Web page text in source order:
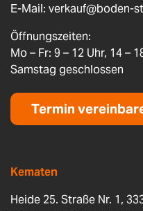
E-Mail: verkauf@boden-
Öffnungszeiten:
Mo – Fr: 9 – 12 Uhr, 14 –
Samstag geschlossen
Termin
Kematen
Heide 25. Straße Nr. 1,